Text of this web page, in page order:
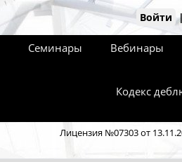
Войти
Семинары Вебинары
Кодекс
Лицензия №07303 от